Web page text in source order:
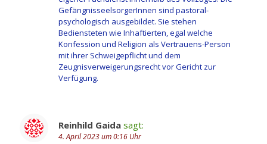
GefängnisseelsorgerInnen sind pastoral-
psychologisch ausgebildet. Sie stehen
Bediensteten wie Inhaftierten, egal welche
Konfession und Religion als Vertrauens-Person
mit ihrer Schweigepflicht und dem
Zeugnisverweigerungsrecht vor Gericht zur
Verfügung.
Reinhild Gaida sagt:
4. April 2023 um 0:16 Uhr